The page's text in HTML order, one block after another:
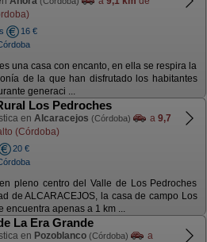
16 €
una casa con encanto, en ella se respira la
de la que han disfrutado los habitantes
generaci ...
Los Pedroches
en Alcaracejos (Córdoba) a 9,7
(Córdoba)
20 €
pleno centro del Valle de Los Pedroches
de ALCARACEJOS, la casa de campo Los
encuentra apenas a 1 km ...
La Era Grande
en Pozoblanco (Córdoba)
a